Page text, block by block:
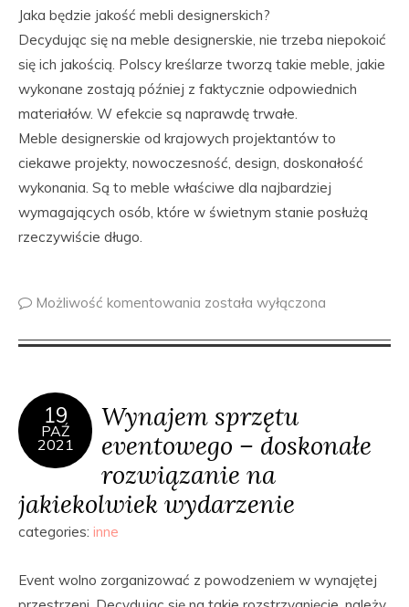
Jaka będzie jakość mebli designerskich?
Decydując się na meble designerskie, nie trzeba niepokoić
się ich jakością. Polscy kreślarze tworzą takie meble, jakie
wykonane zostają później z faktycznie odpowiednich
materiałów. W efekcie są naprawdę trwałe.
Meble designerskie od krajowych projektantów to
ciekawe projekty, nowoczesność, design, doskonałość
wykonania. Są to meble właściwe dla najbardziej
wymagających osób, które w świetnym stanie posłużą
rzeczywiście długo.
Możliwość komentowania została wyłączona
19
PAŹ
2021
Wynajem sprzętu
eventowego – doskonałe
rozwiązanie na
jakiekolwiek wydarzenie
categories: inne
Event wolno zorganizować z powodzeniem w wynajętej